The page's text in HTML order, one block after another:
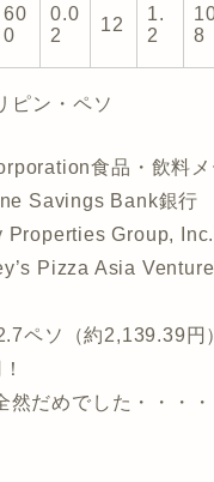
60
0
0.0
2
12
1.
2
8
ピン・ペソ
食品・飲料メ
Savings Bank銀行
Properties Group,
Pizza Asia
ペソ（約2,139.39円
然だめでした・・・・